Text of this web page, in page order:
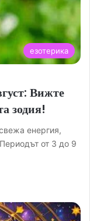
езотерика
Вижте
зодия!
енергия,
от 3 до 9